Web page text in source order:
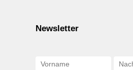
Newsletter